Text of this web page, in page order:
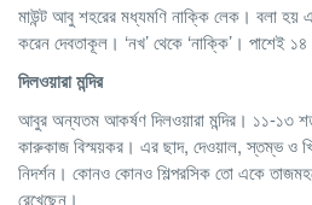
মাউন্ট আবু শহরের মধ্যমণি নাক্কি লেক। বলা হয়
করেন দেবতাকূল। ‘নখ’ থেকে ‘নাক্কি’। পাশেই ১৪
দিলওয়ারা মন্দির
আবুর অন্যতম আকর্ষণ দিলওয়ারা মন্দির। ১১-১৩
কারুকাজ বিস্ময়কর। এর ছাদ, দেওয়াল, স্তম্ভ ও
নিদর্শন। কোনও কোনও শিল্পরসিক তো একে
রেখেছেন।